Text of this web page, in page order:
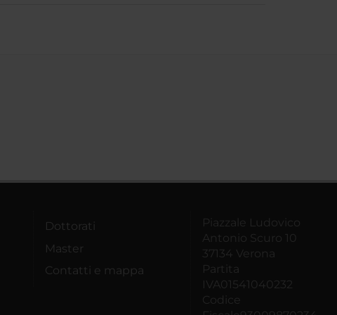
Dottorati
Master
Contatti e mappa
Piazzale Ludovico
Antonio Scuro 10
37134 Verona
Partita
IVA01541040232
Codice